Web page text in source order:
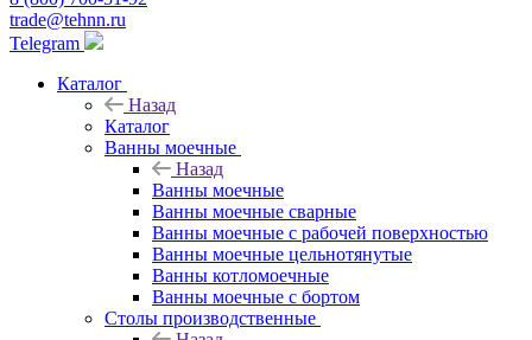
trade@tehnn.ru
Telegram
Каталог
Назад
Каталог
Ванны моечные
Назад
Ванны моечные
Ванны моечные сварные
Ванны моечные с рабочей поверхностью
Ванны моечные цельнотянутые
Ванны котломоечные
Ванны моечные с бортом
Столы производственные